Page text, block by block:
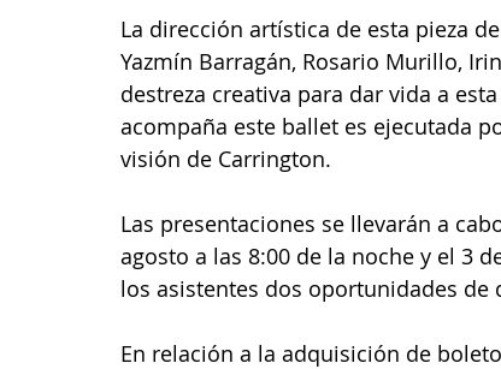
La dirección artística de esta pieza
Yazmín Barragán, Rosario Murillo,
destreza creativa para dar vida a
acompaña este ballet es ejecutada
visión de Carrington.
Las presentaciones se llevarán a
agosto a las 8:00 de la noche y el 3
los asistentes dos oportunidades
En relación a la adquisición de